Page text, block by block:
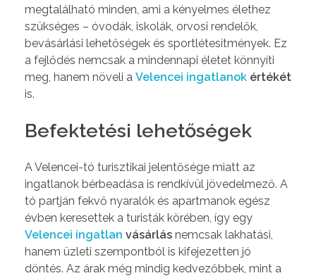
megtalálható minden, ami a kényelmes élethez
szükséges – óvodák, iskolák, orvosi rendelők,
bevásárlási lehetőségek és sportlétesítmények. Ez
a fejlődés nemcsak a mindennapi életet könnyíti
meg, hanem növeli a Velencei ingatlanok értékét
is.
Befektetési lehetőségek
A Velencei-tó turisztikai jelentősége miatt az
ingatlanok bérbeadása is rendkívül jövedelmező. A
tó partján fekvő nyaralók és apartmanok egész
évben keresettek a turisták körében, így egy
Velencei ingatlan vásárlás nemcsak lakhatási,
hanem üzleti szempontból is kifejezetten jó
döntés. Az árak még mindig kedvezőbbek, mint a